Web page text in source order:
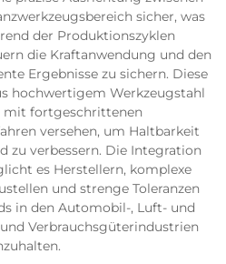
sicher, was
der Produktionszyklen
die Kraftanwendung und den
Ergebnisse zu sichern. Diese
hochwertigem Werkzeugstahl
mit fortgeschrittenen
versehen, um Haltbarkeit
zu verbessern. Die Integration
es Herstellern, komplexe
und strenge Toleranzen
in den Automobil-, Luft- und
Verbrauchsgüterindustrien